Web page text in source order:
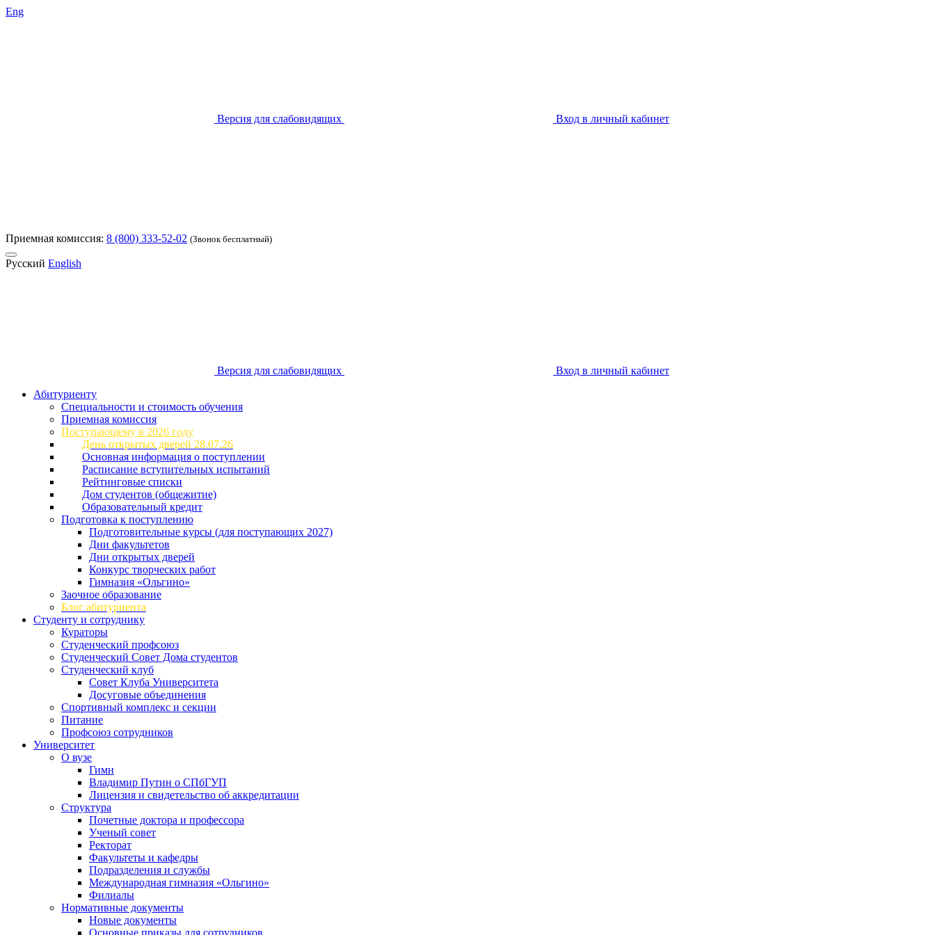
Eng
Версия для слабовидящих Вход в личный кабинет
Приемная комиссия: 8 (800) 333-52-02 (Звонок бесплатный)
Русский English
Версия для слабовидящих
Вход в личный кабинет
Абитуриенту
Специальности и стоимость обучения
Приемная комиссия
Поступающему в 2026 году
День открытых дверей 28.07.26
Основная информация о поступлении
Расписание вступительных испытаний
Рейтинговые списки
Дом студентов (общежитие)
Образовательный кредит
Подготовка к поступлению
Подготовительные курсы (для поступающих 2027)
Дни факультетов
Дни открытых дверей
Конкурс творческих работ
Гимназия «Ольгино»
Заочное образование
Блог абитуриента
Студенту и сотруднику
Кураторы
Студенческий профсоюз
Студенческий Совет Дома студентов
Студенческий клуб
Совет Клуба Университета
Досуговые объединения
Спортивный комплекс и секции
Питание
Профсоюз сотрудников
Университет
О вузе
Гимн
Владимир Путин о СПбГУП
Лицензия и свидетельство об аккредитации
Структура
Почетные доктора и профессора
Ученый совет
Ректорат
Факультеты и кафедры
Подразделения и службы
Международная гимназия «Ольгино»
Филиалы
Нормативные документы
Новые документы
Основные приказы для сотрудников